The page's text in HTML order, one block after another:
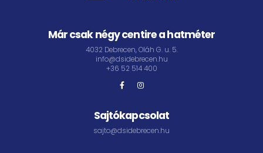
Már csak négy centire a hatméter
4032 Debrecen, Oláh G. u. 5.
info@dsidebrecen.hu
+36 52 514 400
Sajtókapcsolat
sajto@dsidebrecen.hu